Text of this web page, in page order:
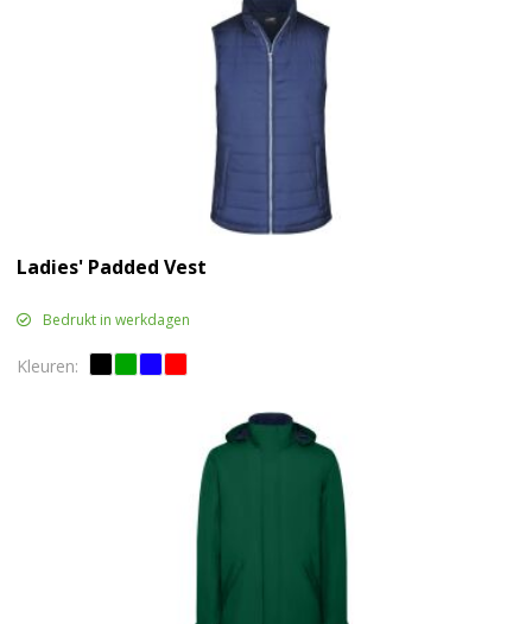
Ladies' Padded Vest
Bedrukt in werkdagen